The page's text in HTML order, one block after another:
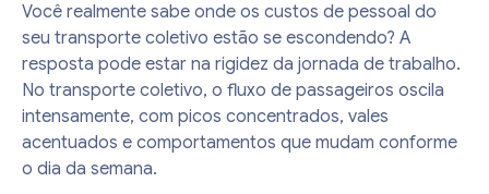
Você realmente sabe onde os custos de pessoal do
seu transporte coletivo estão se escondendo? A
resposta pode estar na rigidez da jornada de trabalho.
No transporte coletivo, o fluxo de passageiros oscila
intensamente, com picos concentrados, vales
acentuados e comportamentos que mudam conforme
o dia da semana.